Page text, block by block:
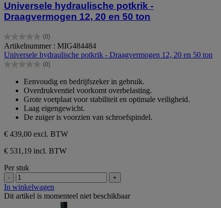
Universele hydraulische potkrik -
Draagvermogen 12, 20 en 50 ton
(0)
0.0
van
de
5
Artikelnummer : MIG484484
Universele hydraulische potkrik - Draagvermogen 12, 20 en 50 ton
(0)
0.0
sterren.
Eenvoudig en bedrijfszeker in gebruik.
Overdrukventiel voorkomt overbelasting.
Grote voetplaat voor stabiliteit en optimale veiligheid.
Laag eigengewicht.
De zuiger is voorzien van schroefspindel.
€ 439,00 excl. BTW
€ 531,19 incl. BTW
Per stuk
- +
In winkelwagen
Dit artikel is momenteel niet beschikbaar